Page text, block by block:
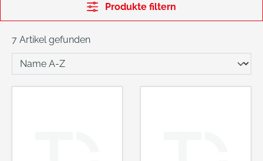
Produkte filtern
7 Artikel gefunden